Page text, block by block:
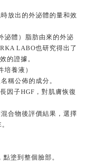
放出的外泌體的量和效
泌體）脂肪由來的外泌
LABO也研究得出了
的證據。
養液）
稱公佈的成分。
因子HGF，對肌膚恢復
合物後評價結果，選擇
塗到整個臉部。